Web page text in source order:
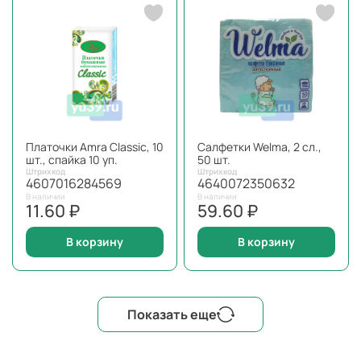
Платочки Amra Classic, 10
шт., спайка 10 уп.
Штрихкод
4607016284569
В наличии
11.60 ₽
В корзину
Салфетки Welma, 2 сл.,
50 шт.
Штрихкод
4640072350632
В наличии
59.60 ₽
В корзину
Показать еще